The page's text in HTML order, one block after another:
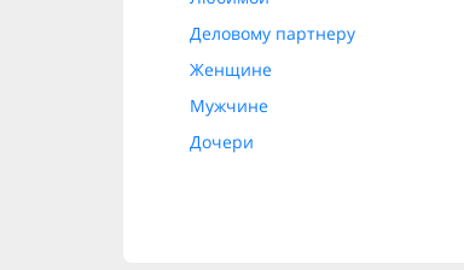
Деловому партнеру
Женщине
Мужчине
Дочери